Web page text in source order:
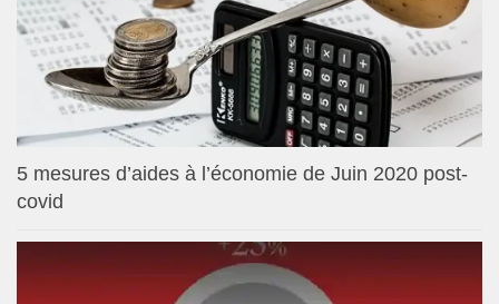
5 mesures d’aides à l’économie de Juin 2020 post-
covid